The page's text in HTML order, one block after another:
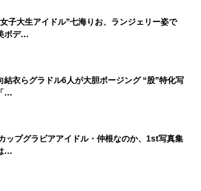
子大生アイドル”七海りお、ランジェリー姿で
ボデ…
結衣らグラドル6人が大胆ポージング “股”特化写
…
ップグラビアアイドル・仲根なのか、1st写真集
…